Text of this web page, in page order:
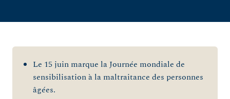
Le 15 juin marque la Journée mondiale de
sensibilisation à la maltraitance des personnes
âgées.